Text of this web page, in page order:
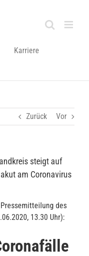
Karriere
Zurück Vor
steigt auf
am Coronavirus
des
13.30 Uhr):